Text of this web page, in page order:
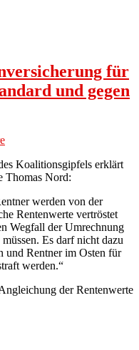
für
und gegen
Koalitionsgipfels erklärt
Thomas Nord:
werden von der
Rentenwerte vertröstet
Wegfall der Umrechnung
Es darf nicht dazu
und Rentner im Osten für
werden.“
der Rentenwerte